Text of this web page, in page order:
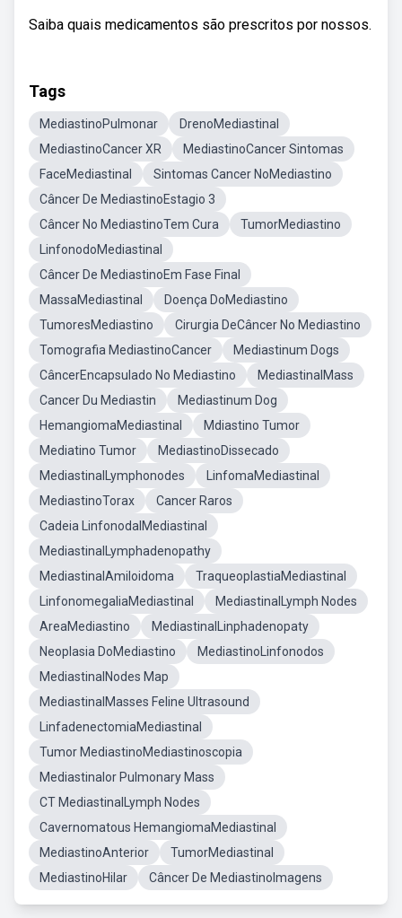
Saiba quais medicamentos são prescritos por nossos.
Tags
MediastinoPulmonar
DrenoMediastinal
MediastinoCancer XR
MediastinoCancer Sintomas
FaceMediastinal
Sintomas Cancer NoMediastino
Câncer De MediastinoEstagio 3
Câncer No MediastinoTem Cura
TumorMediastino
LinfonodoMediastinal
Câncer De MediastinoEm Fase Final
MassaMediastinal
Doença DoMediastino
TumoresMediastino
Cirurgia DeCâncer No Mediastino
Tomografia MediastinoCancer
Mediastinum Dogs
CâncerEncapsulado No Mediastino
MediastinalMass
Cancer Du Mediastin
Mediastinum Dog
HemangiomaMediastinal
Mdiastino Tumor
Mediatino Tumor
MediastinoDissecado
MediastinalLymphonodes
LinfomaMediastinal
MediastinoTorax
Cancer Raros
Cadeia LinfonodalMediastinal
MediastinalLymphadenopathy
MediastinalAmiloidoma
TraqueoplastiaMediastinal
LinfonomegaliaMediastinal
MediastinalLymph Nodes
AreaMediastino
MediastinalLinphadenopaty
Neoplasia DoMediastino
MediastinoLinfonodos
MediastinalNodes Map
MediastinalMasses Feline Ultrasound
LinfadenectomiaMediastinal
Tumor MediastinoMediastinoscopia
Mediastinalor Pulmonary Mass
CT MediastinalLymph Nodes
Cavernomatous HemangiomaMediastinal
MediastinoAnterior
TumorMediastinal
MediastinoHilar
Câncer De MediastinoImagens